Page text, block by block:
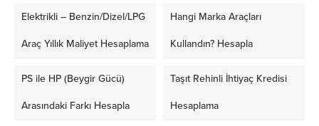
Elektrikli – Benzin/Dizel/LPG
Araç Yıllık Maliyet Hesaplama
Hangi Marka Araçları
Kullandın? Hesapla
PS ile HP (Beygir Gücü)
Arasındaki Farkı Hesapla
Taşıt Rehinli İhtiyaç Kredisi
Hesaplama